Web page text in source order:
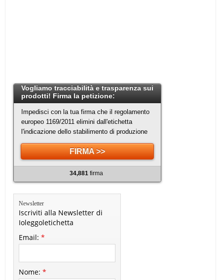
Vogliamo tracciabilità e trasparenza sui
prodotti! Firma la petizione:
Impedisci con la tua firma che il regolamento
europeo 1169/2011 elimini dall'etichetta
l'indicazione dello stabilimento di produzione
FIRMA >>
34,881firma
Newsletter
Iscriviti alla Newsletter di
Ioleggoletichetta
Email:*
Nome:*